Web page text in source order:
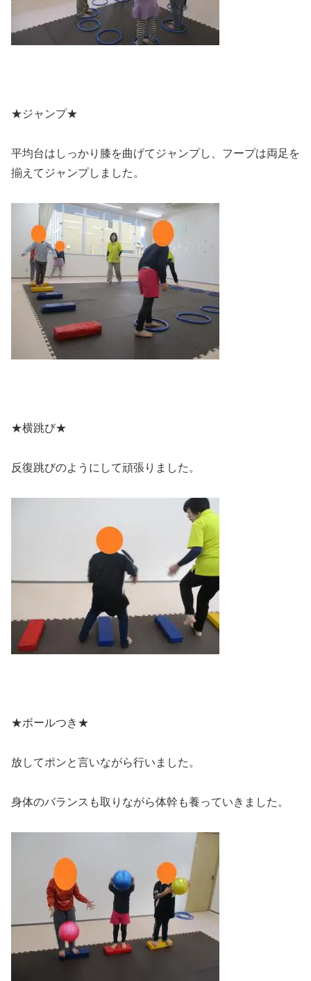
★ジャンプ★
平均台はしっかり膝を曲げてジャンプし、フープは両足を
揃えてジャンプしました。
★横跳び★
反復跳びのようにして頑張りました。
★ボールつき★
放してポンと言いながら行いました。
身体のバランスも取りながら体幹も養っていきました。